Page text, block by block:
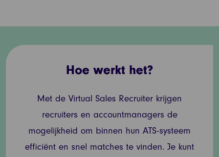
Hoe werkt het?
Met de Virtual Sales Recruiter krijgen
recruiters en accountmanagers de
mogelijkheid om binnen hun ATS-systeem
efficiënt en snel matches te vinden. Je kunt